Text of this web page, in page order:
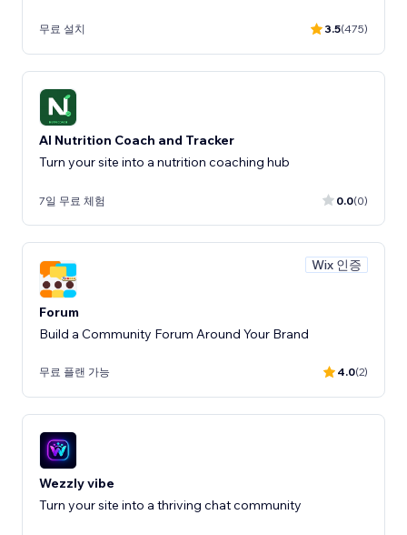
무료 설치 3.5(475)
AI Nutrition Coach and Tracker
Turn your site into a nutrition coaching hub
7일 무료 체험 0.0(0)
Wix 인증
Forum
Build a Community Forum Around Your Brand
무료 플랜 가능 4.0(2)
Wezzly vibe
Turn your site into a thriving chat community